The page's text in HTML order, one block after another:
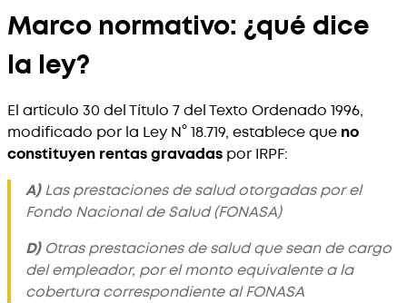
Marco normativo: ¿qué dice
la ley?
El artículo 30 del Título 7 del Texto Ordenado 1996,
modificado por la Ley N° 18.719, establece que no
constituyen rentas gravadas por IRPF:
A)Las prestaciones de salud otorgadas por el
Fondo Nacional de Salud (FONASA)
D)Otras prestaciones de salud que sean de cargo
del empleador, por el monto equivalente a la
cobertura correspondiente al FONASA